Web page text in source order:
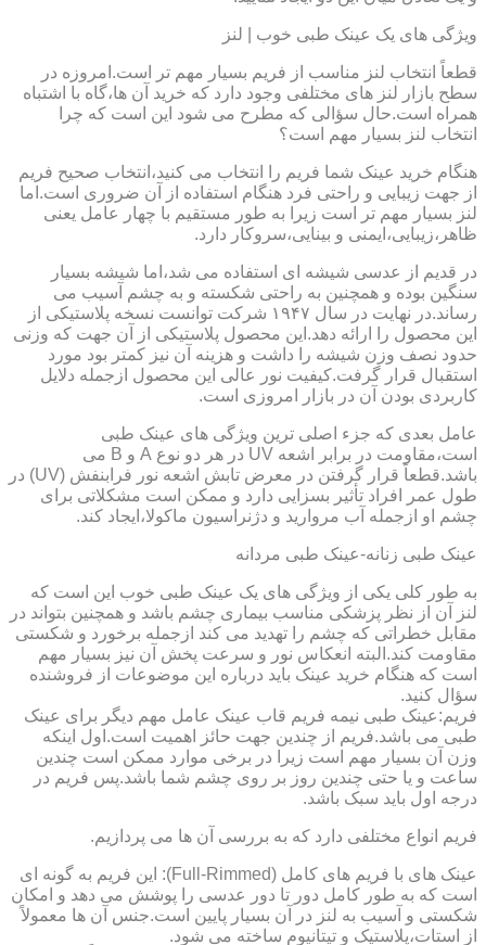
ویژگی های یک عینک طبی خوب | لنز
قطعاً انتخاب لنز مناسب از فریم بسیار مهم تر است.امروزه در
سطح بازار لنز های مختلفی وجود دارد که خرید آن ها،گاه با اشتباه
همراه است.حال سؤالی که مطرح می شود این است که چرا
انتخاب لنز بسیار مهم است؟
هنگام خرید عینک شما فریم را انتخاب می کنید،انتخاب صحیح فریم
از جهت زیبایی و راحتی فرد هنگام استفاده از آن ضروری است.اما
لنز بسیار مهم تر است زیرا به طور مستقیم با چهار عامل یعنی
ظاهر،زیبایی،ایمنی و بینایی،سروکار دارد.
در قدیم از عدسی شیشه ای استفاده می شد،اما شیشه بسیار
سنگین بوده و همچنین به راحتی شکسته و به چشم آسیب می
رساند.در نهایت در سال ۱۹۴۷ شرکت توانست نسخه پلاستیکی از
این محصول را ارائه دهد.این محصول پلاستیکی از آن جهت که وزنی
حدود نصف وزن شیشه را داشت و هزینه آن نیز کمتر بود مورد
استقبال قرار گرفت.کیفیت نور عالی این محصول ازجمله دلایل
کاربردی بودن آن در بازار امروزی است.
عامل بعدی که جزء اصلی ترین ویژگی های عینک طبی
است،مقاومت در برابر اشعه UV در هر دو نوع A و B می
باشد.قطعاً قرار گرفتن در معرض تابش اشعه نور فرابنفش (UV) در
طول عمر افراد تأثیر بسزایی دارد و ممکن است مشکلاتی برای
چشم او ازجمله آب مروارید و دژنراسیون ماکولا،ایجاد کند.
عینک طبی زنانه-عینک طبی مردانه
به طور کلی یکی از ویژگی های یک عینک طبی خوب این است که
لنز آن از نظر پزشکی مناسب بیماری چشم باشد و همچنین بتواند در
مقابل خطراتی که چشم را تهدید می کند ازجمله برخورد و شکستی
مقاومت کند.البته انعکاس نور و سرعت پخش آن نیز بسیار مهم
است که هنگام خرید عینک باید درباره این موضوعات از فروشنده
سؤال کنید.
فریم:عینک طبی نیمه فریم قاب عینک عامل مهم دیگر برای عینک
طبی می باشد.فریم از چندین جهت حائز اهمیت است.اول اینکه
وزن آن بسیار مهم است زیرا در برخی موارد ممکن است چندین
ساعت و یا حتی چندین روز بر روی چشم شما باشد.پس فریم در
درجه اول باید سبک باشد.
فریم انواع مختلفی دارد که به بررسی آن ها می پردازیم.
عینک های با فریم های کامل (Full-Rimmed): این فریم به گونه ای
است که به طور کامل دور تا دور عدسی را پوشش می دهد و امکان
شکستی و آسیب به لنز در آن بسیار پایین است.جنس آن ها معمولاً
از استات،پلاستیک و تیتانیوم ساخته می شود.